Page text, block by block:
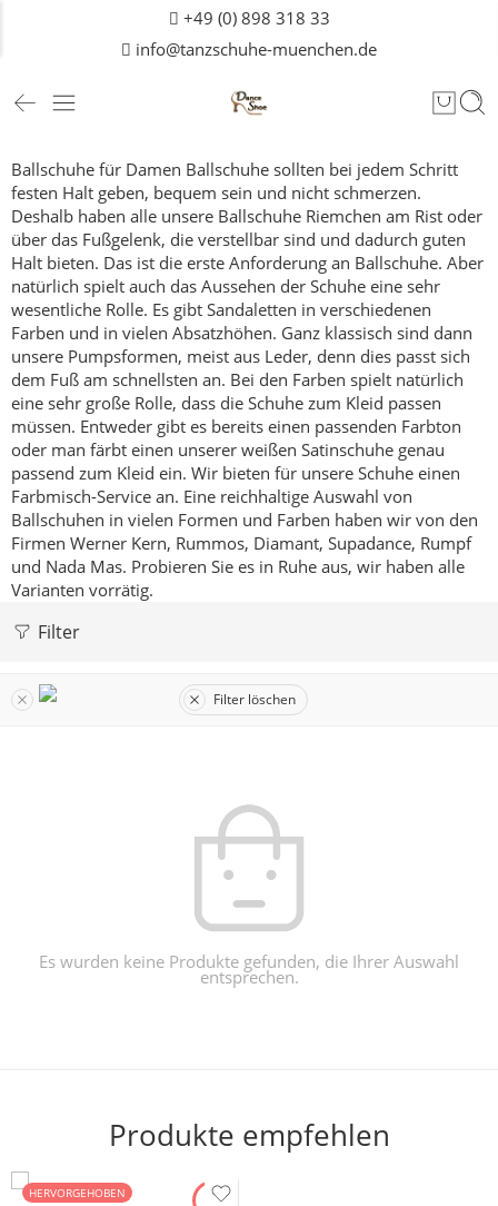
+49 (0) 898 318 33
info@tanzschuhe-muenchen.de
Ballschuhe für Damen Ballschuhe sollten bei jedem Schritt
festen Halt geben, bequem sein und nicht schmerzen.
Deshalb haben alle unsere Ballschuhe Riemchen am Rist oder
über das Fußgelenk, die verstellbar sind und dadurch guten
Halt bieten. Das ist die erste Anforderung an Ballschuhe. Aber
natürlich spielt auch das Aussehen der Schuhe eine sehr
wesentliche Rolle. Es gibt Sandaletten in verschiedenen
Farben und in vielen Absatzhöhen. Ganz klassisch sind dann
unsere Pumpsformen, meist aus Leder, denn dies passt sich
dem Fuß am schnellsten an. Bei den Farben spielt natürlich
eine sehr große Rolle, dass die Schuhe zum Kleid passen
müssen. Entweder gibt es bereits einen passenden Farbton
oder man färbt einen unserer weißen Satinschuhe genau
passend zum Kleid ein. Wir bieten für unsere Schuhe einen
Farbmisch-Service an. Eine reichhaltige Auswahl von
Ballschuhen in vielen Formen und Farben haben wir von den
Firmen Werner Kern, Rummos, Diamant, Supadance, Rumpf
und Nada Mas. Probieren Sie es in Ruhe aus, wir haben alle
Varianten vorrätig.
Filter
Filter löschen
Es wurden keine Produkte gefunden, die Ihrer Auswahl
entsprechen.
Produkte empfehlen
HERVORGEHOBEN